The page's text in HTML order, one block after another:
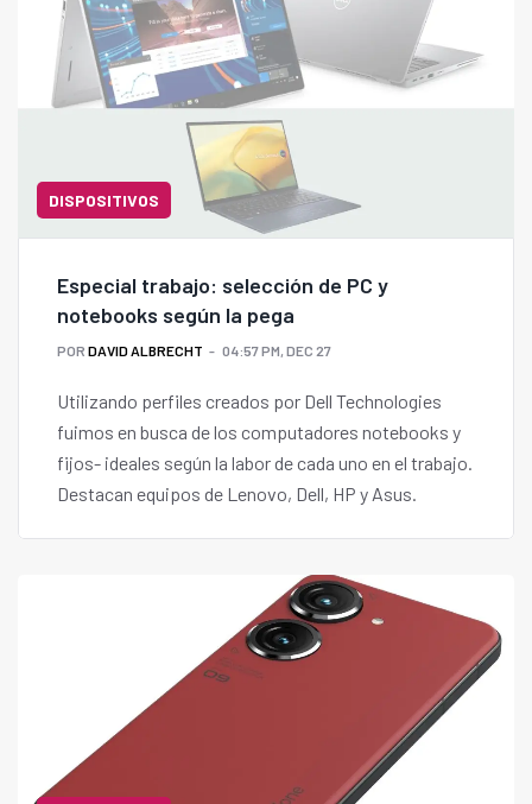
DISPOSITIVOS
Especial trabajo: selección de PC y
notebooks según la pega
POR DAVID ALBRECHT 04:57 PM, DEC 27
Utilizando perfiles creados por Dell Technologies
fuimos en busca de los computadores notebooks y
fijos- ideales según la labor de cada uno en el trabajo.
Destacan equipos de Lenovo, Dell, HP y Asus.